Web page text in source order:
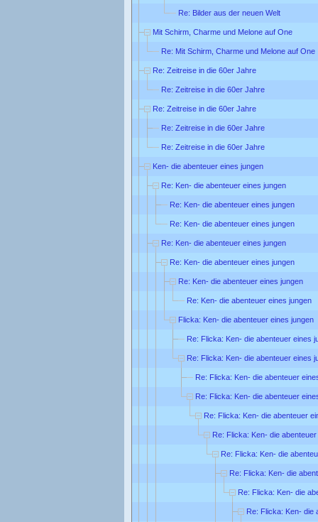
Re: Bilder aus der neuen Welt
Mit Schirm, Charme und Melone auf One
Re: Mit Schirm, Charme und Melone auf One
Re: Zeitreise in die 60er Jahre
Re: Zeitreise in die 60er Jahre
Re: Zeitreise in die 60er Jahre
Re: Zeitreise in die 60er Jahre
Re: Zeitreise in die 60er Jahre
Ken- die abenteuer eines jungen
Re: Ken- die abenteuer eines jungen
Re: Ken- die abenteuer eines jungen
Re: Ken- die abenteuer eines jungen
Re: Ken- die abenteuer eines jungen
Re: Ken- die abenteuer eines jungen
Re: Ken- die abenteuer eines jungen
Re: Ken- die abenteuer eines jungen
Flicka: Ken- die abenteuer eines jungen
Re: Flicka: Ken- die abenteuer eines
Re: Flicka: Ken- die abenteuer eines
Re: Flicka: Ken- die abenteuer
Re: Flicka: Ken- die abenteuer
Re: Flicka: Ken- die abenteuer
Re: Flicka: Ken- die
Re: Flicka: Ken- die
Re: Flicka: Ken- die
Re: Flicka: Ken- die
Re: Flicka: Ken- die